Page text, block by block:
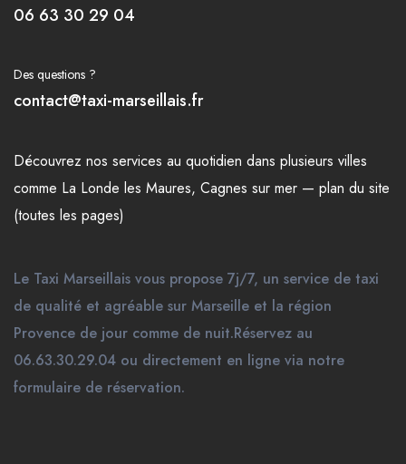
06 63 30 29 04
Des questions ?
contact@taxi-marseillais.fr
Découvrez nos services au quotidien dans plusieurs villes
comme La Londe les Maures, Cagnes sur mer — plan du site
(toutes les pages)
Le Taxi Marseillais vous propose 7j/7, un service de taxi
de qualité et agréable sur Marseille et la région
Provence de jour comme de nuit.Réservez au
06.63.30.29.04 ou directement en ligne via notre
formulaire de réservation.